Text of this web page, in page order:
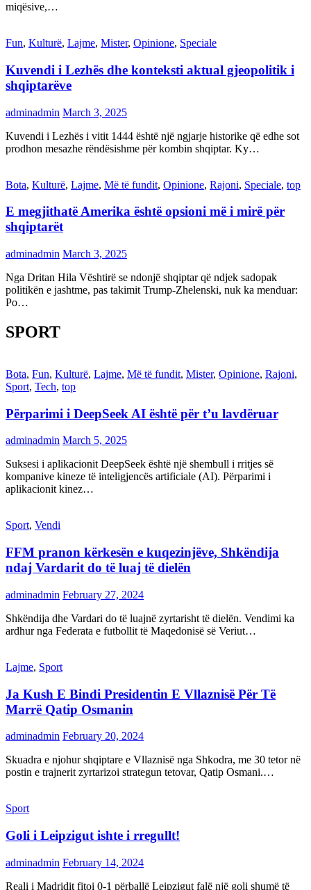
miqësive,…
Fun, Kulturë, Lajme, Mister, Opinione, Speciale
Kuvendi i Lezhës dhe konteksti aktual gjeopolitik i
shqiptarëve
adminadmin March 3, 2025
Kuvendi i Lezhës i vitit 1444 është një ngjarje historike që edhe sot
prodhon mesazhe rëndësishme për kombin shqiptar. Ky…
Bota, Kulturë, Lajme, Më të fundit, Opinione, Rajoni, Speciale, top
E megjithatë Amerika është opsioni më i mirë për
shqiptarët
adminadmin March 3, 2025
Nga Dritan Hila Vështirë se ndonjë shqiptar që ndjek sadopak
politikën e jashtme, pas takimit Trump-Zhelenski, nuk ka menduar:
Po…
SPORT
Bota, Fun, Kulturë, Lajme, Më të fundit, Mister, Opinione, Rajoni,
Sport, Tech, top
Përparimi i DeepSeek AI është për t’u lavdëruar
adminadmin March 5, 2025
Suksesi i aplikacionit DeepSeek është një shembull i rritjes së
kompanive kineze të inteligjencës artificiale (AI). Përparimi i
aplikacionit kinez…
Sport, Vendi
FFM pranon kërkesën e kuqezinjëve, Shkëndija
ndaj Vardarit do të luaj të dielën
adminadmin February 27, 2024
Shkëndija dhe Vardari do të luajnë zyrtarisht të dielën. Vendimi ka
ardhur nga Federata e futbollit të Maqedonisë së Veriut…
Lajme, Sport
Ja Kush E Bindi Presidentin E Vllaznisë Për Të
Marrë Qatip Osmanin
adminadmin February 20, 2024
Skuadra e njohur shqiptare e Vllaznisë nga Shkodra, me 30 tetor në
postin e trajnerit zyrtarizoi strategun tetovar, Qatip Osmani.…
Sport
Goli i Leipzigut ishte i rregullt!
adminadmin February 14, 2024
Reali i Madridit fitoi 0-1 përballë Leipzigut falë një goli shumë të